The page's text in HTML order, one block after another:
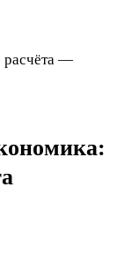
расчёта —